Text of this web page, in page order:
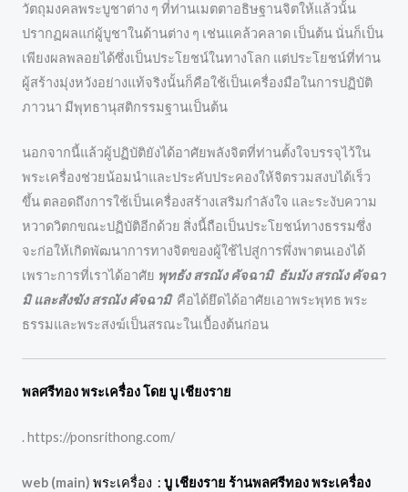
วัตถุมงคลพระบูชาต่าง ๆ ที่ท่านเมตตาอธิษฐานจิตให้แล้วนั้น
ปรากฏผลแก่ผู้บูชาในด้านต่าง ๆ เช่นแคล้วคลาด เป็นต้น นั่นก็เป็น
เพียงผลพลอยได้ซึ่งเป็นประโยชน์ในทางโลก แต่ประโยชน์ที่ท่าน
ผู้สร้างมุ่งหวังอย่างแท้จริงนั้นก็คือใช้เป็นเครื่องมือในการปฏิบัติ
ภาวนา มีพุทธานุสติกรรมฐานเป็นต้น
นอกจากนี้แล้วผู้ปฏิบัติยังได้อาศัยพลังจิตที่ท่านตั้งใจบรรจุไว้ใน
พระเครื่องช่วยน้อมนำและประคับประคองให้จิตรวมสงบได้เร็ว
ขึ้น ตลอดถึงการใช้เป็นเครื่องสร้างเสริมกำลังใจ และระงับความ
หวาดวิตกขณะปฏิบัติอีกด้วย สิ่งนี้ถือเป็นประโยชน์ทางธรรมซึ่ง
จะก่อให้เกิดพัฒนาการทางจิตของผู้ใช้ไปสู่การพึ่งพาตนเองได้
เพราะการที่เราได้อาศัย พุทธัง สรณัง คัจฉามิ ธัมมัง สรณัง คัจฉา
มิ และสังฆัง สรณัง คัจฉามิคือได้ยึดได้อาศัยเอาพระพุทธ พระ
ธรรมและพระสงฆ์เป็นสรณะในเบื้องต้นก่อน
พลศรีทอง พระเครื่อง โดย บู เชียงราย
. https://ponsrithong.com/
web (main) พระเครื่อง : บู เชียงราย ร้านพลศรีทอง พระเครื่อง